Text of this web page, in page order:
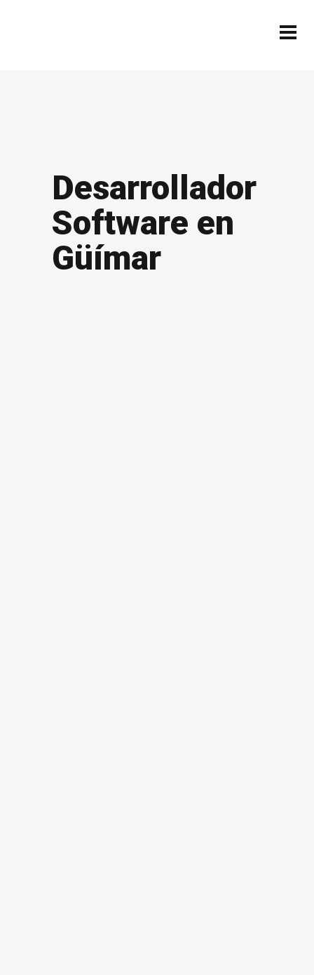
Desarrollador
Software en
Güímar